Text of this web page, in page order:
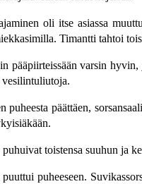
oli itse asiassa
Timantti tahtoi
pääpiirteissään varsin
puheesta päättäen,
toistensa suuhun ja
puheeseen.